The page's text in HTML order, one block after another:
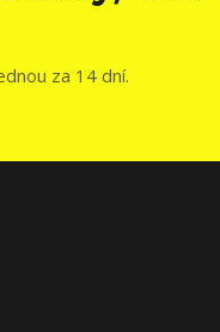
za 14 dní.